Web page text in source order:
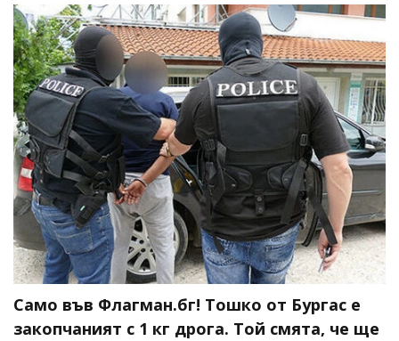
Само във Флагман.бг! Тошко от Бургас е
закопчаният с 1 кг дрога. Той смята, че ще